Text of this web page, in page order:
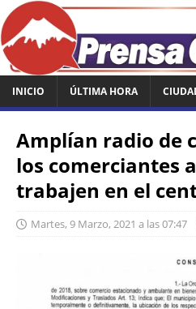
INICIO ÚLTIMA HORA
Amplían radio de
los comerciantes
trabajen en el
Martes, 9 Marzo, 2021 a las 07:47